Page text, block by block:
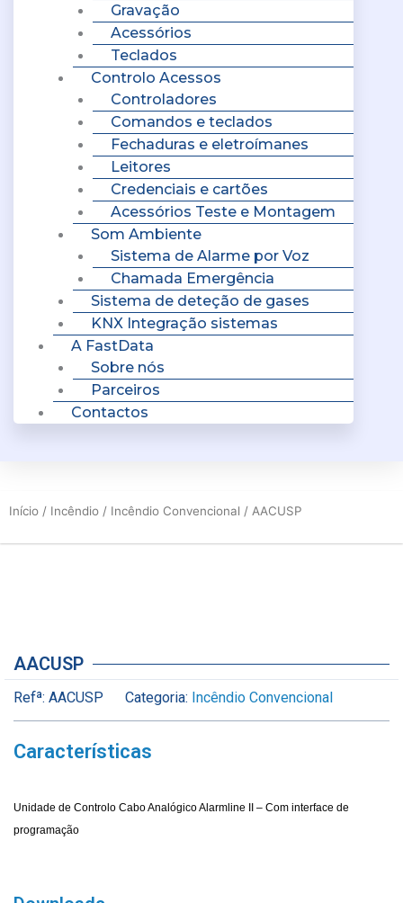
Gravação
Acessórios
Teclados
Controlo Acessos
Controladores
Comandos e teclados
Fechaduras e eletroímanes
Leitores
Credenciais e cartões
Acessórios Teste e Montagem
Som Ambiente
Sistema de Alarme por Voz
Chamada Emergência
Sistema de deteção de gases
KNX Integração sistemas
A FastData
Sobre nós
Parceiros
Contactos
Início / Incêndio / Incêndio Convencional / AACUSP
AACUSP
Refª: AACUSP Categoria: Incêndio Convencional
Características
Unidade de Controlo Cabo Analógico Alarmline II – Com interface de
programação